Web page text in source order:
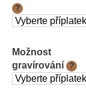
?
Možnost
gravírování
?